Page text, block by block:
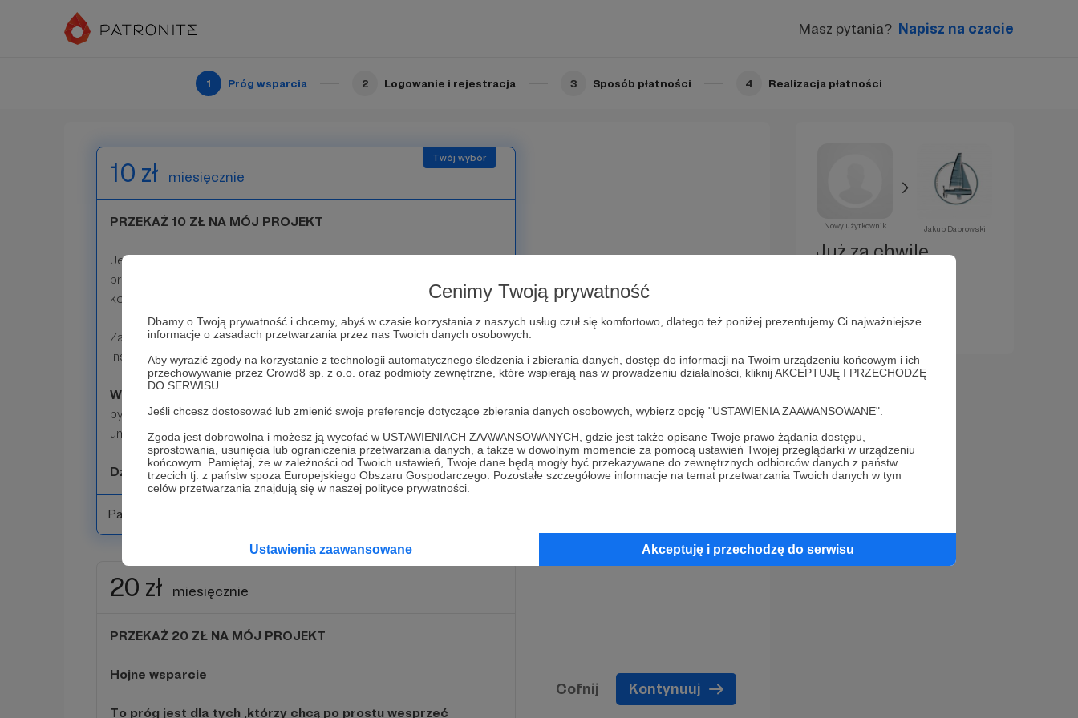
Cenimy Twoją prywatność
Dbamy o Twoją prywatność i chcemy, abyś w czasie korzystania z naszych usług czuł się komfortowo, dlatego też poniżej prezentujemy Ci najważniejsze
informacje o zasadach przetwarzania przez nas Twoich danych osobowych.
Aby wyrazić zgody na korzystanie z technologii automatycznego śledzenia i zbierania danych, dostęp do informacji na Twoim urządzeniu końcowym i ich
przechowywanie przez Crowd8 sp. z o.o. oraz podmioty zewnętrzne, które wspierają nas w prowadzeniu działalności, kliknij AKCEPTUJĘ I PRZECHODZĘ
DO SERWISU.
Jeśli chcesz dostosować lub zmienić swoje preferencje dotyczące zbierania danych osobowych, wybierz opcję "USTAWIENIA ZAAWANSOWANE".
Zgoda jest dobrowolna i możesz ją wycofać w USTAWIENIACH ZAAWANSOWANYCH, gdzie jest także opisane Twoje prawo żądania dostępu,
sprostowania, usunięcia lub ograniczenia przetwarzania danych, a także w dowolnym momencie za pomocą ustawień Twojej przeglądarki w urządzeniu
końcowym. Pamiętaj, że w zależności od Twoich ustawień, Twoje dane będą mogły być przekazywane do zewnętrznych odbiorców danych z państw
trzecich tj. z państw spoza Europejskiego Obszaru Gospodarczego. Pozostałe szczegółowe informacje na temat przetwarzania Twoich danych w tym
celów przetwarzania znajdują się w naszej polityce prywatności.
Ustawienia zaawansowane Akceptuję i przechodzę do serwisu
Masz pytania? Napisz na czacie
1 Próg wsparcia 2 Logowanie i rejestracja 3 Sposób płatności 4 Realizacja płatności
10 zł miesięcznie
PRZEKAŻ 10 ZŁ NA MÓJ PROJEKT
Jestem bardzo wdzięczny ,że zdecydowałeś się wesprzeć akurat mój
projekt. Twoje wsparcie pozwala mi rozwijać swój pomysł i
kontynuować pracę przy łódce.
Zapraszam cię do śledzenia moich postępów naYouTube , Blogu czy
Instagramie .
W zamian za zostanie moim PATRONEM
pytania dotyczące powstawania jachtu . Twoje imię i nazwisko
umieszczę na końcu vlogów (oczywiście jeśli wyrazisz zgodę)
Dziękuje
Patroni: 0
20 zł miesięcznie
PRZEKAŻ 20 ZŁ NA MÓJ PROJEKT
Hojne wsparcie
To próg jest dla tych ,którzy chcą po prostu wesprzeć
Cofnij Kontynuuj
Nowy użytkownik Jakub Dabrowski
Już za chwilę